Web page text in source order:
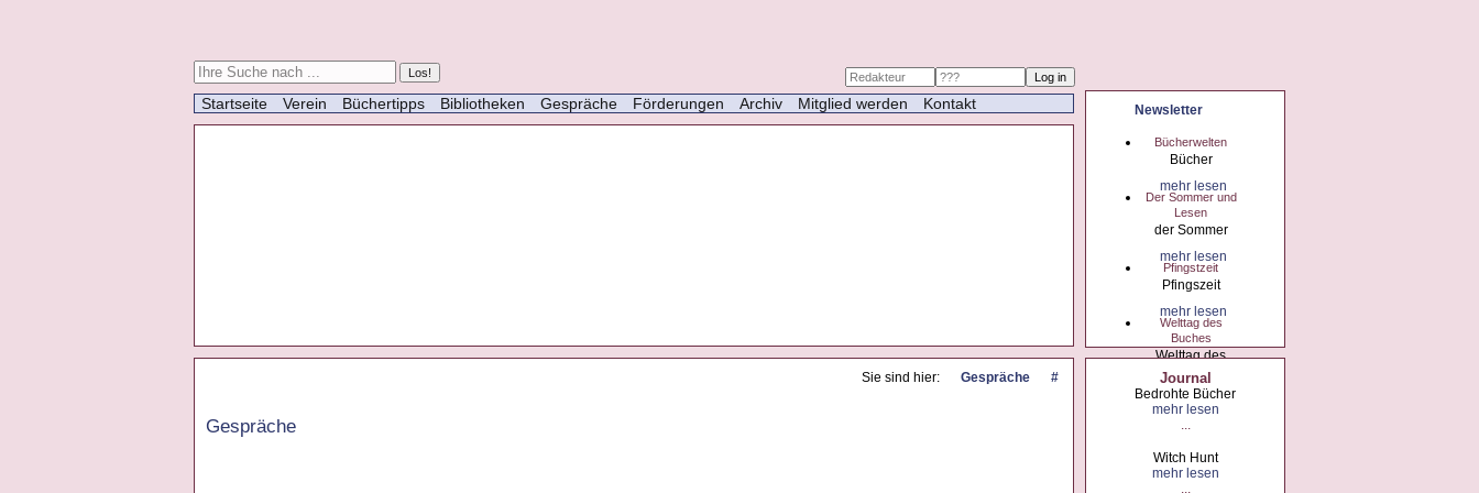
Startseite Verein Büchertipps Bibliotheken Gespräche Förderungen Archiv Mitglied werden Kontakt Newsletter
Bücherwelten
Bücher
mehr lesen
Der Sommer und
Lesen
der Sommer
mehr lesen
Pfingstzeit
Pfingszeit
mehr lesen
Welttag des
Buches
Welttag des
Buches
mehr lesen
Spanish Nights
Spanish Nights
mehr lesen
Vernissage in
Bogenhausen
Journal
Bedrohte Bücher
mehr lesen
...
Witch Hunt
mehr lesen
...
Sie sind hier: Gespräche #
Gespräche